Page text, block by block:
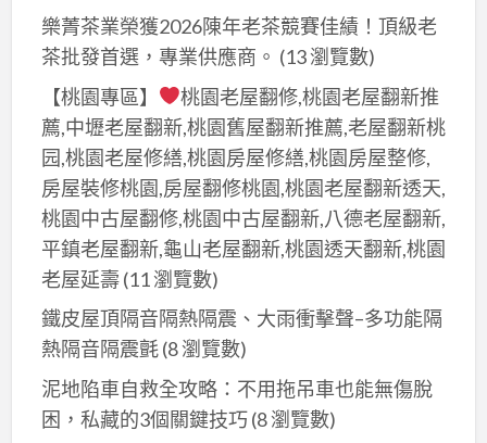
樂菁茶業榮獲2026陳年老茶競賽佳績！頂級老
茶批發首選，專業供應商。 (13 瀏覽數)
【桃園專區】
桃園老屋翻修,桃園老屋翻新推
薦,中壢老屋翻新,桃園舊屋翻新推薦,老屋翻新桃
园,桃園老屋修繕,桃園房屋修繕,桃園房屋整修,
房屋裝修桃園,房屋翻修桃園,桃園老屋翻新透天,
桃園中古屋翻修,桃園中古屋翻新,八德老屋翻新,
平鎮老屋翻新,龜山老屋翻新,桃園透天翻新,桃園
老屋延壽(11 瀏覽數)
鐵皮屋頂隔音隔熱隔震、大雨衝擊聲–多功能隔
熱隔音隔震氈(8 瀏覽數)
泥地陷車自救全攻略：不用拖吊車也能無傷脫
困，私藏的3個關鍵技巧(8 瀏覽數)